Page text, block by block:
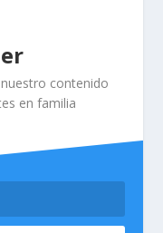
contenido
en familia